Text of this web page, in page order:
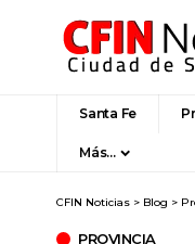
Santa Fe
Más…
CFIN Noticias > Blog >
PROVINCIA